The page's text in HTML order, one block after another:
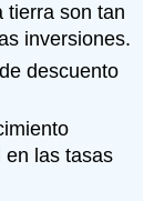
tierra son tan
inversiones.
descuento
en las tasas